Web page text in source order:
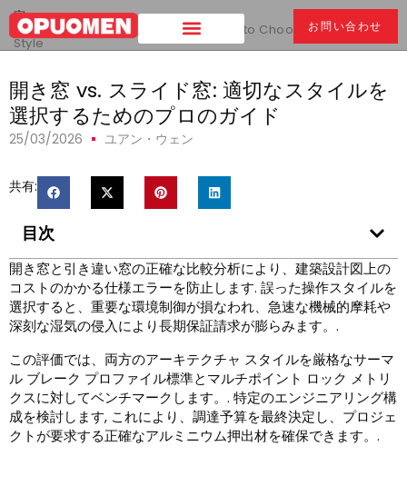
お問い合わせ
家 >
開き窓 vs. スライド窓: The Pro's Guide to Choosing the Right
Style
開き窓 vs. スライド窓: 適切なスタイルを
選択するためのプロのガイド
25/03/2026 ユアン・ウェン
共有:
目次
開き窓と引き違い窓の正確な比較分析により、建築設計図上の
コストのかかる仕様エラーを防止します. 誤った操作スタイルを
選択すると、重要な環境制御が損なわれ、急速な機械的摩耗や
深刻な湿気の侵入により長期保証請求が膨らみます。.
この評価では、両方のアーキテクチャ スタイルを厳格なサーマ
ル ブレーク プロファイル標準とマルチポイント ロック メトリ
クスに対してベンチマークします。. 特定のエンジニアリング構
成を検討します, これにより、調達予算を最終決定し、プロジェ
クトが要求する正確なアルミニウム押出材を確保できます。.